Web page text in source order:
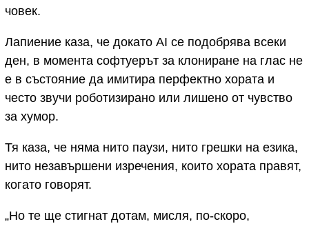
човек.
Лапиение каза, че докато AI се подобрява всеки
ден, в момента софтуерът за клониране на глас не
е в състояние да имитира перфектно хората и
често звучи роботизирано или лишено от чувство
за хумор.
Тя каза, че няма нито паузи, нито грешки на езика,
нито незавършени изречения, които хората правят,
когато говорят.
„Но те ще стигнат дотам, мисля, по-скоро,